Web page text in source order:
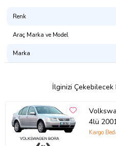
Renk
Araç Marka ve Model
Marka
İlginizi
4lü
Kargo